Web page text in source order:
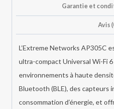
Garantie et
Avis
L’Extreme Networks AP305C
ultra-compact Universal Wi-Fi
environnements à haute
Bluetooth (BLE), des capteurs
consommation d’énergie, et